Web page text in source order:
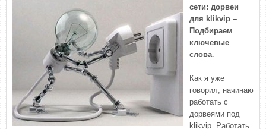
сети: дорвеи
для klikvip –
Подбираем
ключевые
слова.
Как я уже
говорил, начинаю
работать с
дорвеями под
klikvip. Работать